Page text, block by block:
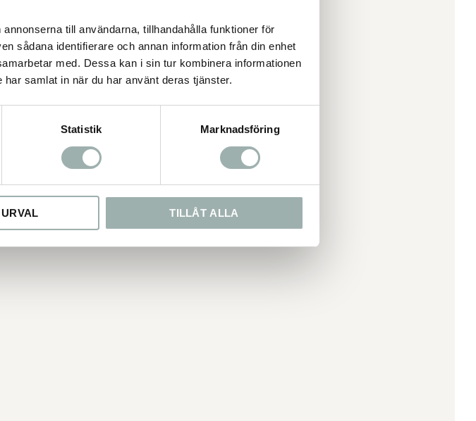
till användarna, tillhandahålla funktioner för
sådana identifierare och annan information från din enhet
med. Dessa kan i sin tur kombinera informationen
samlat in när du har använt deras tjänster.
Statistik Marknadsföring
TILLÅT ALLA